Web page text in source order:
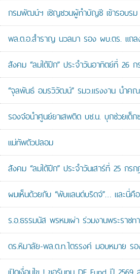
กรมพัฒน์ฯ เชิญชวนผู้ทำบัญชี เข้ารอบร
พล.ต.อ.สำราญ นวลมา รอง ผบ.ตร. แถล
สังคม “ลมใต้ปีก” ประจำวันอาทิตย์ที่ 26
“จุลพันธ์ อมรวิวัฒน์” รมว.แรงงาน นำคณะ
รองจ๋อนำศูนย์ยาเสพติด บช.น. บุกช่วยเด็
แม่ทัพตัวปลอม
สังคม “ลมใต้ปีก” ประจำวันเสาร์ที่ 25 ก
ผมเห็นด้วยกับ “พับแลนด์บริดจ์”… และนี่คื
ร.อ.ธรรมนัส พรหมเผ่า ร่วมงานพระราช
ดร.หิมาลัย-พล.ต.ท.ไตรรงค์ มอบหมาย ร